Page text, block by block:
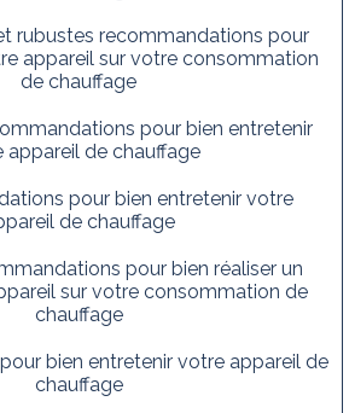
rubustes recommandations pour
appareil sur votre consommation
de chauffage
pour bien entretenir
appareil de chauffage
pour bien entretenir votre
de chauffage
pour bien réaliser un
sur votre consommation de
chauffage
bien entretenir votre appareil de
chauffage